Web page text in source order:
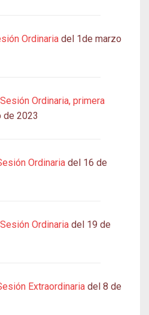
Ordinaria del 1de marzo
Ordinaria, primera
de 2023
Ordinaria del 16 de
Ordinaria del 19 de
Extraordinaria del 8 de